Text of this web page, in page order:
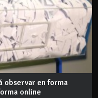
observar en forma
online